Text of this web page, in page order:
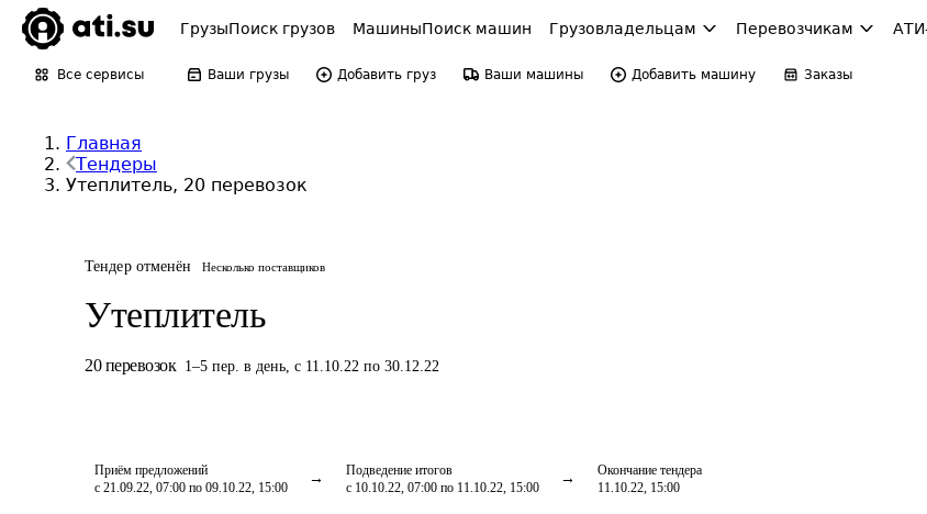
ГрузыПоиск грузов МашиныПоиск машин Грузовладельцам Перевозчикам
Все сервисы Ваши грузы Добавить груз Ваши машины Добавить машину Заказы
Главная
Тендеры
Утеплитель, 20 перевозок
Тендер отменён Несколько поставщиков
Утеплитель
20 перевозок 1–5 пер. в день, с 11.10.22 по 30.12.22
Приём предложений
с 21.09.22, 07:00 по 09.10.22, 15:00
Подведение итогов
с 10.10.22, 07:00 по 11.10.22, 15:00
Окончание тендера
11.10.22, 15:00